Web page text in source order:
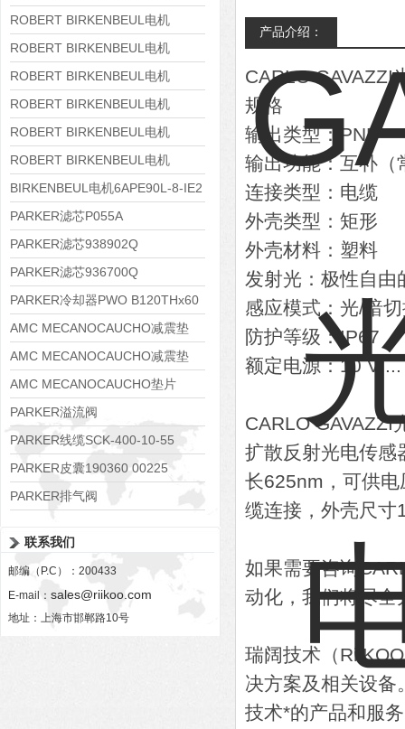
8APE180L-4 IE3
ROBERT BIRKENBEUL电机
8APE160M-6 IE3
ROBERT BIRKENBEUL电机
8APE160L-4-IE3
ROBERT BIRKENBEUL电机
8APE112M-6K-IE3
ROBERT BIRKENBEUL电机
8APE100L-2 IE3
ROBERT BIRKENBEUL电机
8APE90S-4 IE3
ROBERT BIRKENBEUL电机
8APE80M-2K-IE3
BIRKENBEUL电机6APE90L-8-IE2
PARKER滤芯P055A
PARKER滤芯938902Q
PARKER滤芯936700Q
PARKER冷却器PWO B120THx60
AMC MECANOCAUCHO减震垫
138552
AMC MECANOCAUCHO减震垫
138551
AMC MECANOCAUCHO垫片
608074
PARKER溢流阀
RE06M35W2N1KWXG087
PARKER线缆SCK-400-10-55
PARKER皮囊190360 00225
PARKER排气阀
联系我们
邮编（P.C）：200433
E-mail： sales@riikoo.com
地址：上海市邯郸路10号
产品介绍：
CARLO GAVAZZI
规格
输出类型：PNP
输出功能：互补（
连接类型：电缆
外壳类型：矩形
外壳材料：塑料
发射光：极性自由
感应模式：光/暗
防护等级：IP67
额定电源：10 V
CARLO GAVAZZI
扩散反射光电传感
长625nm，可供
缆连接，外壳尺
如果需要咨询
动化，我们将尽全
瑞阔技术（
决方案及相关设备
技术*的产品和服